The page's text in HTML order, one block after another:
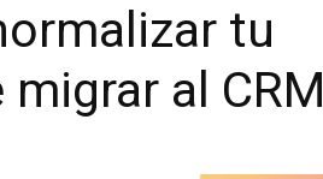
de
tu
al CRM